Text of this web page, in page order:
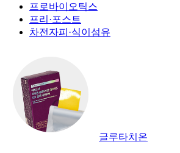
프로바이오틱스
프리·포스트
차전자피·식이섬유
글루타치온